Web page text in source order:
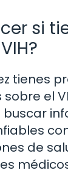
si
tienes
el
de